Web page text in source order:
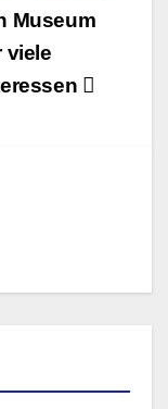
Museum
viele